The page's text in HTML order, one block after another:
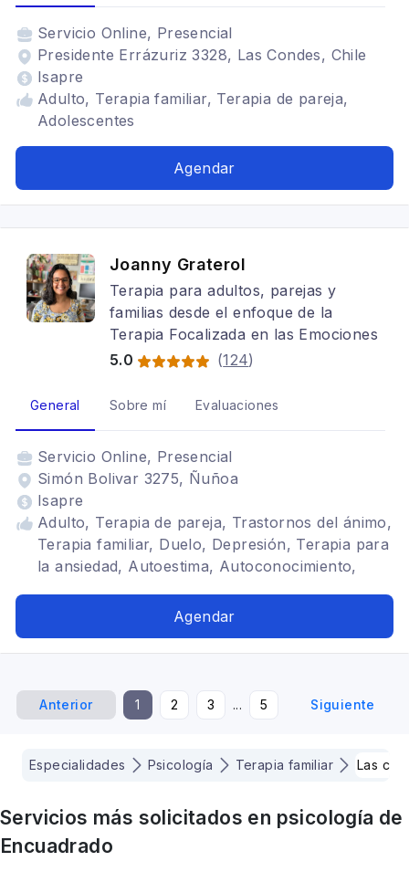
Servicio Online, Presencial
Presidente Errázuriz 3328, Las Condes, Chile
Isapre
Adulto, Terapia familiar, Terapia de pareja,
Adolescentes
Agendar
Joanny Graterol
Terapia para adultos, parejas y
familias desde el enfoque de la
Terapia Focalizada en las Emociones
5.0
(124)
General Sobre mí Evaluaciones
Servicio Online, Presencial
Simón Bolivar 3275, Ñuñoa
Isapre
Adulto, Terapia de pareja, Trastornos del ánimo,
Terapia familiar, Duelo, Depresión, Terapia para
la ansiedad, Autoestima, Autoconocimiento,
Agendar
Anterior 1 2 3 ... 5 Siguiente
Especialidades Psicología Terapia familiar Las
Servicios más solicitados en psicología de
Encuadrado